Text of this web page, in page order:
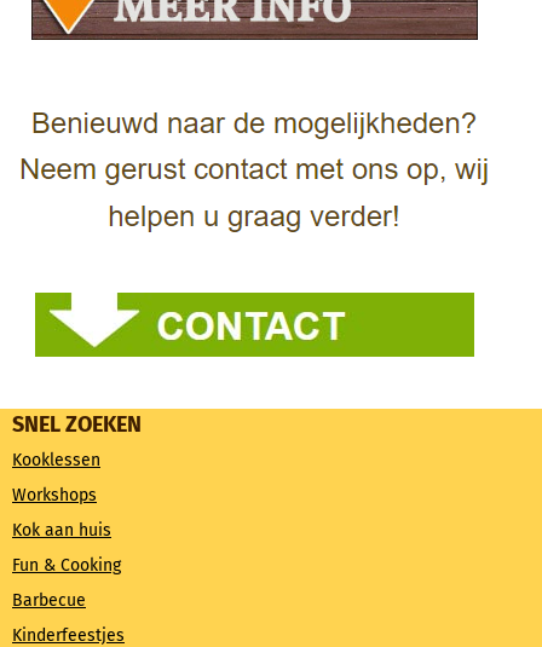
SNEL ZOEKEN
Kooklessen
Workshops
Kok aan huis
Fun & Cooking
Barbecue
Kinderfeestjes